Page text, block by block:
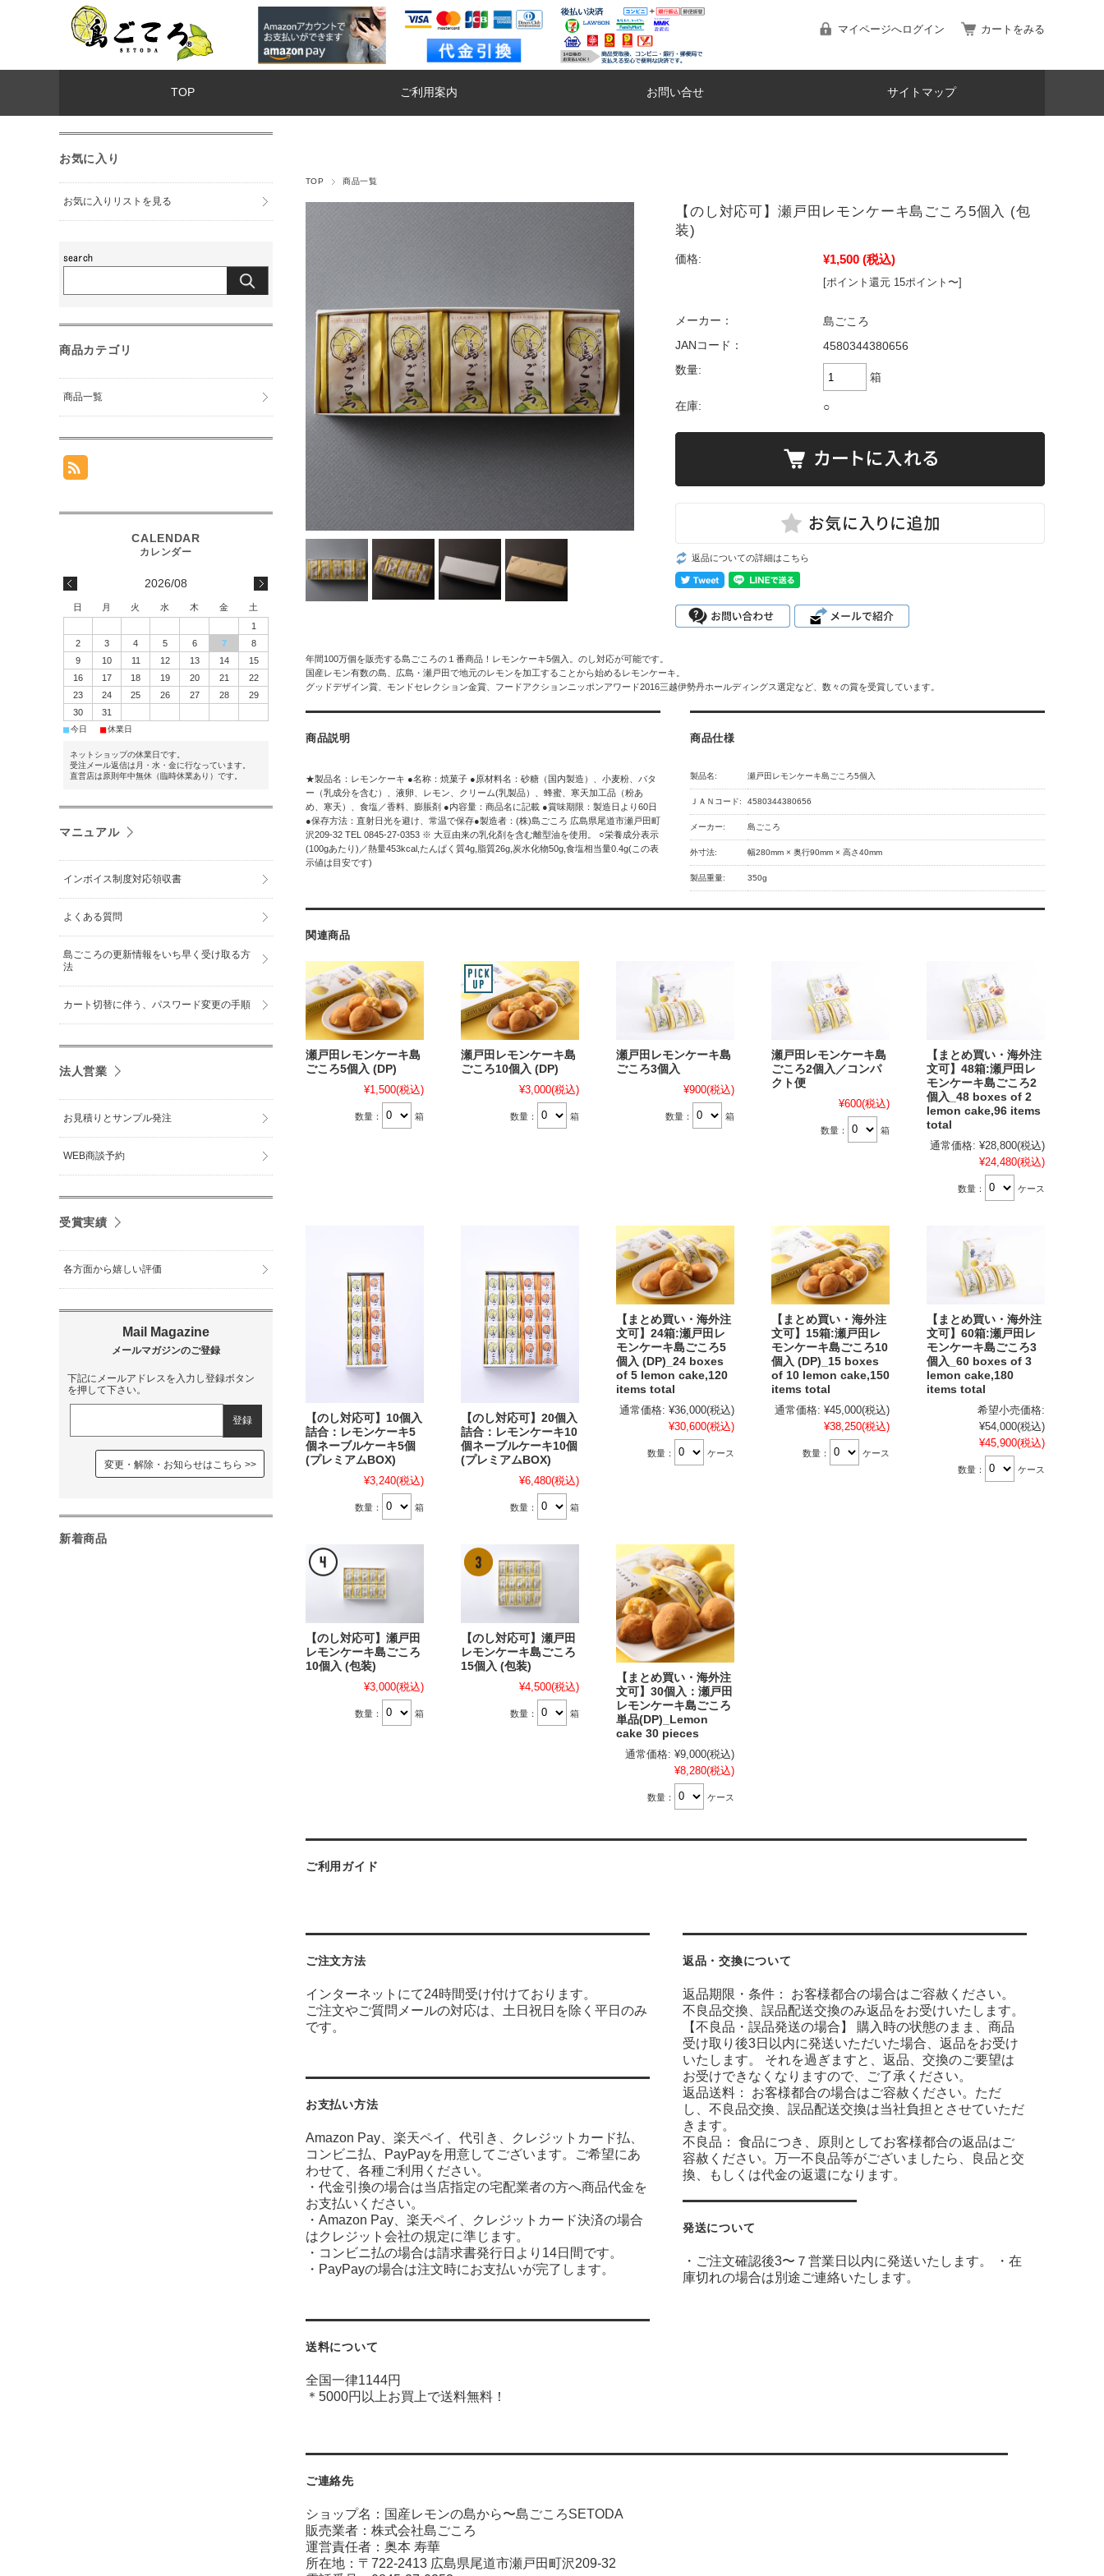
マイページへログイン カートをみる
TOP ご利用案内 お問い合せ サイトマップ
TOP 商品一覧
【のし対応可】瀬戸田レモンケーキ島ごころ5個入 (包
装)
価格: ¥1,500 (税込)
[ポイント還元 15ポイント〜]
メーカー：
島ごころ
JANコード：
4580344380656
数量:
箱
在庫: ○
返品についての詳細はこちら
年間100万個を販売する島ごころの１番商品！レモンケーキ5個入。のし対応が可能です。
国産レモン有数の島、広島・瀬戸田で地元のレモンを加工することから始めるレモンケーキ。
グッドデザイン賞、モンドセレクション金賞、フードアクションニッポンアワード2016三越伊勢丹ホールディングス選定など、数々の賞を受賞しています。
商品説明
★製品名：レモンケーキ ●名称：焼菓子 ●原材料名：砂糖（国内製造）、小麦粉、バタ
ー（乳成分を含む）、液卵、レモン、クリーム(乳製品）、蜂蜜、寒天加工品（粉あ
め、寒天）、食塩／香料、膨脹剤 ●内容量：商品名に記載 ●賞味期限：製造日より60日
●保存方法：直射日光を避け、常温で保存●製造者：(株)島ごころ 広島県尾道市瀬戸田町
沢209-32 TEL 0845-27-0353 ※ 大豆由来の乳化剤を含む離型油を使用。 ○栄養成分表示
(100gあたり)／熱量453kcal,たんぱく質4g,脂質26g,炭水化物50g,食塩相当量0.4g(この表
示値は目安です)
商品仕様
製品名: 瀬戸田レモンケーキ島ごころ5個入
ＪＡＮコード: 4580344380656
メーカー: 島ごころ
外寸法: 幅280mm × 奥行90mm × 高さ40mm
製品重量: 350g
関連商品
瀬戸田レモンケーキ島
ごころ5個入 (DP)
¥1,500(税込)
数量： 箱
瀬戸田レモンケーキ島
ごころ10個入 (DP)
¥3,000(税込)
数量： 箱
瀬戸田レモンケーキ島
ごころ3個入
¥900(税込)
数量： 箱
瀬戸田レモンケーキ島
ごころ2個入／コンパ
クト便
¥600(税込)
数量： 箱
【まとめ買い・海外注
文可】48箱:瀬戸田レ
モンケーキ島ごころ2
個入_48 boxes of 2
lemon cake,96 items
total
通常価格: ¥28,800(税込)
¥24,480(税込)
数量： ケース
【のし対応可】10個入
詰合：レモンケーキ5
個ネーブルケーキ5個
(プレミアムBOX)
¥3,240(税込)
数量： 箱
【のし対応可】20個入
詰合：レモンケーキ10
個ネーブルケーキ10個
(プレミアムBOX)
¥6,480(税込)
数量： 箱
【まとめ買い・海外注
文可】24箱:瀬戸田レ
モンケーキ島ごころ5
個入 (DP)_24 boxes
of 5 lemon cake,120
items total
通常価格: ¥36,000(税込)
¥30,600(税込)
数量： ケース
【まとめ買い・海外注
文可】15箱:瀬戸田レ
モンケーキ島ごころ10
個入 (DP)_15 boxes
of 10 lemon cake,150
items total
通常価格: ¥45,000(税込)
¥38,250(税込)
数量： ケース
【まとめ買い・海外注
文可】60箱:瀬戸田レ
モンケーキ島ごころ3
個入_60 boxes of 3
lemon cake,180
items total
希望小売価格:
¥54,000(税込)
¥45,900(税込)
数量： ケース
【のし対応可】瀬戸田
レモンケーキ島ごころ
10個入 (包装)
¥3,000(税込)
数量： 箱
【のし対応可】瀬戸田
レモンケーキ島ごころ
15個入 (包装)
¥4,500(税込)
数量： 箱
【まとめ買い・海外注
文可】30個入：瀬戸田
レモンケーキ島ごころ
単品(DP)_Lemon
cake 30 pieces
通常価格: ¥9,000(税込)
¥8,280(税込)
数量： ケース
ご利用ガイド
ご注文方法
インターネットにて24時間受け付けております。
ご注文やご質問メールの対応は、土日祝日を除く平日のみ
です。
お支払い方法
Amazon Pay、楽天ペイ、代引き、クレジットカード払、
コンビニ払、PayPayを用意してございます。ご希望にあ
わせて、各種ご利用ください。
・代金引換の場合は当店指定の宅配業者の方へ商品代金を
お支払いください。
・Amazon Pay、楽天ペイ、クレジットカード決済の場合
はクレジット会社の規定に準じます。
・コンビニ払の場合は請求書発行日より14日間です。
・PayPayの場合は注文時にお支払いが完了します。
送料について
全国一律1144円
＊5000円以上お買上で送料無料！
返品・交換について
返品期限・条件： お客様都合の場合はご容赦ください。
不良品交換、誤品配送交換のみ返品をお受けいたします。
【不良品・誤品発送の場合】 購入時の状態のまま、商品
受け取り後3日以内に発送いただいた場合、返品をお受け
いたします。 それを過ぎますと、返品、交換のご要望は
お受けできなくなりますので、ご了承ください。
返品送料： お客様都合の場合はご容赦ください。ただ
し、不良品交換、誤品配送交換は当社負担とさせていただ
きます。
不良品： 食品につき、原則としてお客様都合の返品はご
容赦ください。万一不良品等がございましたら、良品と交
換、もしくは代金の返還になります。
発送について
・ご注文確認後3〜７営業日以内に発送いたします。 ・在
庫切れの場合は別途ご連絡いたします。
ご連絡先
ショップ名：国産レモンの島から〜島ごころSETODA
販売業者：株式会社島ごころ
運営責任者：奥本 寿華
所在地：〒722-2413 広島県尾道市瀬戸田町沢209-32
お気に入り
お気に入りリストを見る
商品カテゴリ
商品一覧
2026/08
日 月 火 水 木 金
土
1
2
3 4 5 6 7
8
9
10 11 12 13 14
15
16
17 18 19 20 21
22
23
24 25 26 27 28
29
30
31
■今日 ■休業日
ネットショップの休業日です。
受注メール返信は月・水・金に行なっています。
直営店は原則年中無休（臨時休業あり）です。
マニュアル
インボイス制度対応領収書
よくある質問
島ごころの更新情報をいち早く受け取る方
法
カート切替に伴う、パスワード変更の手順
法人営業
お見積りとサンプル発注
WEB商談予約
受賞実績
各方面から嬉しい評価
下記にメールアドレスを入力し登録ボタン
を押して下さい。
変更・解除・お知らせはこちら
新着商品